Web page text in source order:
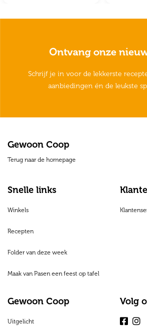
Ontvang onze
Schrijf je in voor de lekkerste
aanbiedingen én de leukste
Gewoon Coop
Terug naar de homepage
Snelle links
Winkels
Recepten
Folder van deze week
Maak van Pasen een feest op tafel
Gewoon Coop
Uitgelicht
Volg